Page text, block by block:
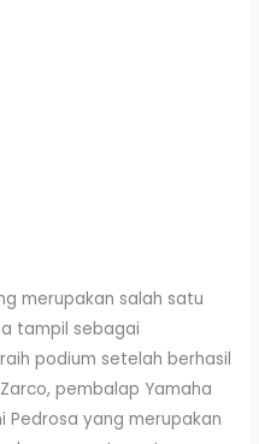
merupakan salah satu
tampil sebagai
podium setelah berhasil
pembalap Yamaha
Pedrosa yang merupakan